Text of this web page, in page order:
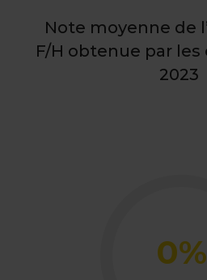
Note moyenne de
F/H obtenue par
2023
0%